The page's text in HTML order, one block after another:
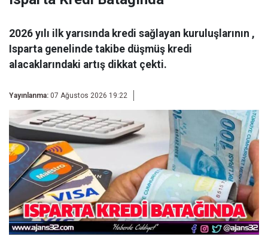
2026 yılı ilk yarısında kredi sağlayan kuruluşlarının ,
Isparta genelinde takibe düşmüş kredi
alacaklarındaki artış dikkat çekti.
Yayınlanma: 07 Ağustos 2026 19:22